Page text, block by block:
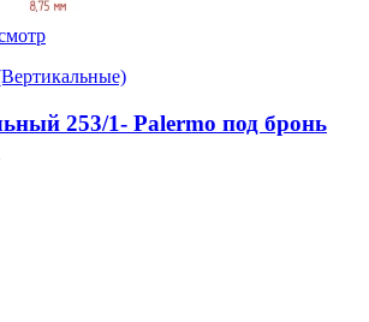
253/1- Palermo под бронь